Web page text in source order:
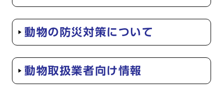
動物の防災対策について
動物取扱業者向け情報